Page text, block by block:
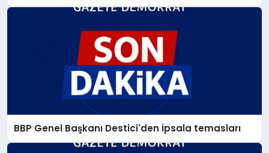
BBP Genel Başkanı Destici'den İpsala temasları